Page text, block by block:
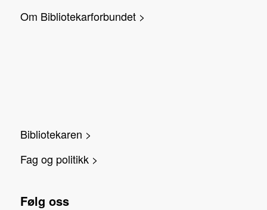
Om Bibliotekarforbundet >
Bibliotekaren >
Fag og politikk >
Følg oss